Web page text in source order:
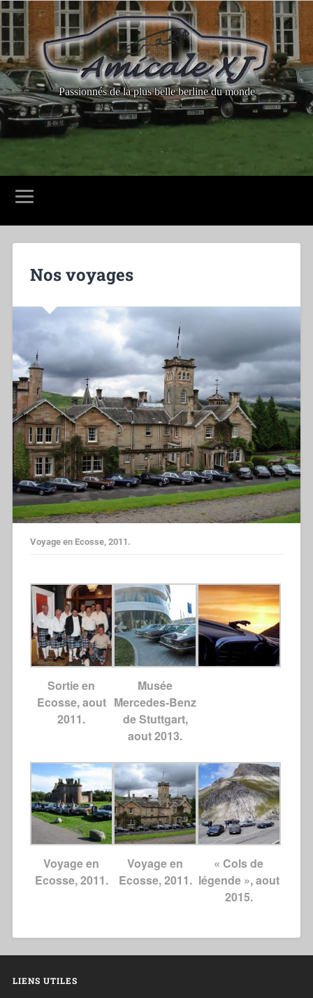
Passionnés de la plus belle berline du monde
Nos voyages
Voyage en Ecosse, 2011.
Sortie en
Ecosse, aout
2011.
Musée
Mercedes-Benz
de Stuttgart,
aout 2013.
Voyage en
Ecosse, 2011.
Voyage en
Ecosse, 2011.
« Cols de
légende », aout
2015.
LIENS UTILES